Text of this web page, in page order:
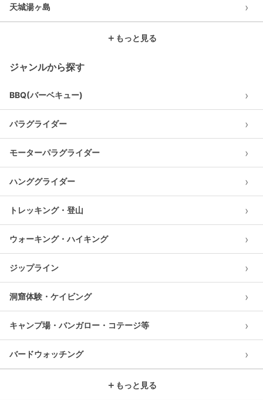
天城湯ヶ島 ›
＋ もっと見る
ジャンルから探す
BBQ(バーベキュー) ›
パラグライダー ›
モーターパラグライダー ›
ハンググライダー ›
トレッキング・登山 ›
ウォーキング・ハイキング ›
ジップライン ›
洞窟体験・ケイビング ›
キャンプ場・バンガロー・コテージ等 ›
バードウォッチング ›
＋ もっと見る